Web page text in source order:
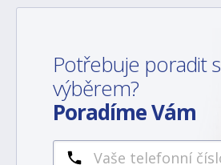
Potřebuje poradit s
výběrem?
Poradíme Vám